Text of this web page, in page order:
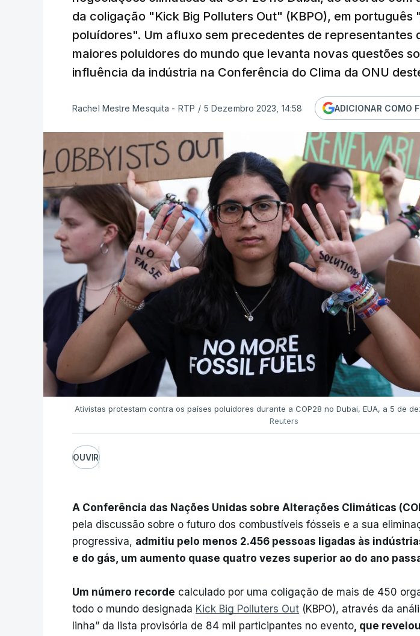
da coligação "Kick Big Polluters Out" (KBPO), em português
poluídores". Um afluxo sem precedentes de representantes
maiores poluidores do mundo que levanta novas questões
influência da indústria na Conferência do Clima da ONU
Rachel Mestre Mesquita - RTP / 5 Dezembro 2023, 14:58 ADICIONAR COMO
Ativistas protestam contra os países poluidores durante a COP28 no Dubai, EUA, a 5 de
Reuters
OUVIR
A Conferência das Nações Unidas sobre Alterações Climáticas
pela discussão sobre o futuro dos combustíveis fósseis e a sua
progressiva, admitiu pelo menos 2.456 pessoas ligadas às
e do gás, um aumento quase quatro vezes superior ao do ano
Um número recorde calculado por uma coligação de mais de 450
todo o mundo designada Kick Big Polluters Out (KBPO), através da
linha” da lista provisória de 84 mil participantes no evento, que